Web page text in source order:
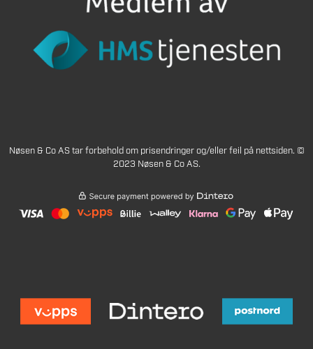
Nøsen & Co AS tar forbehold om prisendringer og/eller feil på nettsiden. ©
2023 Nøsen & Co AS.